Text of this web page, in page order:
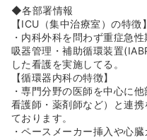
いる先輩職員を教育担当
おります！
◆また、横のつながりも
同士でも交流会が定期的
≪福利厚生充実♪≫
◆独身寮あり。病院より
スーパーも隣接されて生
す！
◆被服に関しても、4種類
◆各部署情報
【ICU（集中治療室）の特徴】
・内科外科を問わず重症急
吸器管理・補助循環装置
した看護を実施してる。
【循環器内科の特徴】
・専門分野の医師を中心に
看護師・薬剤師など）と連
ております。
・ペースメーカー挿入や心